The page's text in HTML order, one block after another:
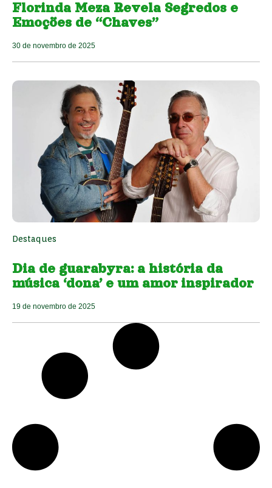
Florinda Meza Revela Segredos e
Emoções de “Chaves”
30 de novembro de 2025
Destaques
Dia de guarabyra: a história da
música ‘dona’ e um amor inspirador
19 de novembro de 2025